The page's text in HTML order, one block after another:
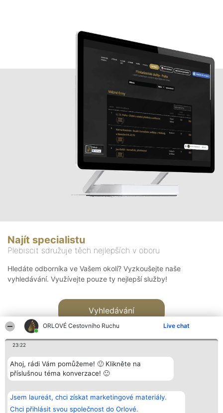
ORLOVÉ Cestovního Ruchu Live chat
23:22
Ahoj, rádi Vám pomůžeme! 🙂 Klikněte na
příslušnou téma konverzace! 🙂
Jsem laureát, chci získat marketingové materiály.
Chci přihlásit svou společnost do Orlové.
Najít specialistu
Plebiscit sdružuje těch nejlepších v oboru
Hledáte odborníka ve Vašem okolí? Vyzkoušejte naše
vyhledávání. Využívejte pouze ty nejlepší služby!
Vyhledávání
Bright Side Solutions sp. z o.
o. sp. k.
ul. Ruska 22
Vítězové
Seznam všech
laureátů
Kontakt